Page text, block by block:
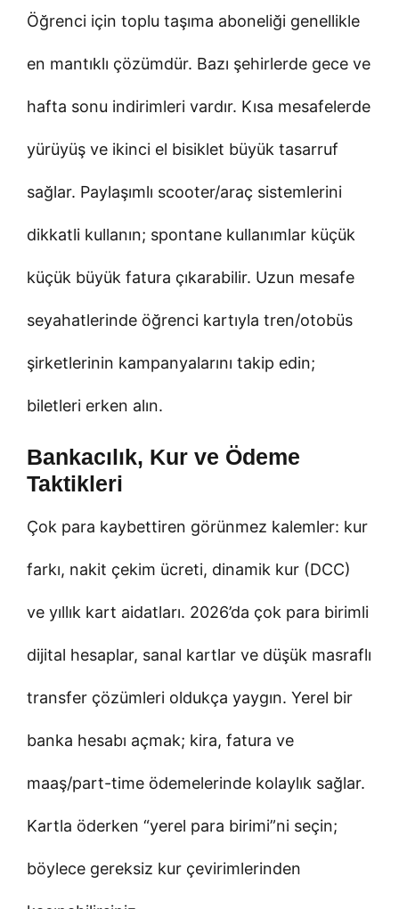
Öğrenci için toplu taşıma aboneliği genellikle
en mantıklı çözümdür. Bazı şehirlerde gece ve
hafta sonu indirimleri vardır. Kısa mesafelerde
yürüyüş ve ikinci el bisiklet büyük tasarruf
sağlar. Paylaşımlı scooter/araç sistemlerini
dikkatli kullanın; spontane kullanımlar küçük
küçük büyük fatura çıkarabilir. Uzun mesafe
seyahatlerinde öğrenci kartıyla tren/otobüs
şirketlerinin kampanyalarını takip edin;
biletleri erken alın.
Bankacılık, Kur ve Ödeme
Taktikleri
Çok para kaybettiren görünmez kalemler: kur
farkı, nakit çekim ücreti, dinamik kur (DCC)
ve yıllık kart aidatları. 2026’da çok para birimli
dijital hesaplar, sanal kartlar ve düşük masraflı
transfer çözümleri oldukça yaygın. Yerel bir
banka hesabı açmak; kira, fatura ve
maaş/part-time ödemelerinde kolaylık sağlar.
Kartla öderken “yerel para birimi”ni seçin;
böylece gereksiz kur çevirimlerinden